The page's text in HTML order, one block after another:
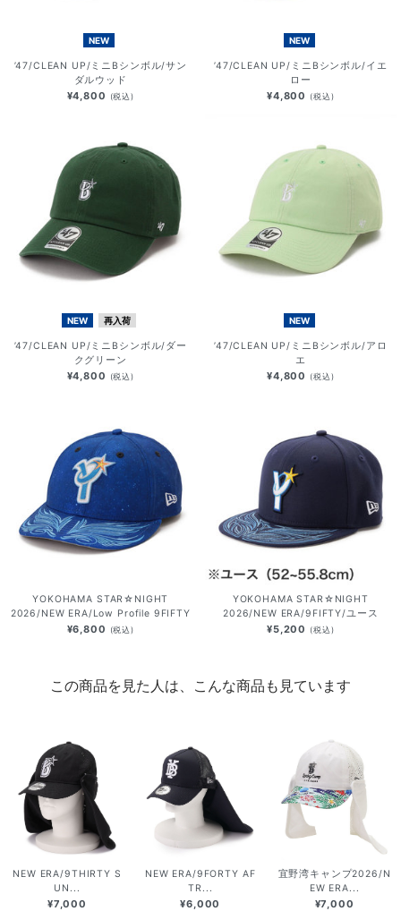
NEW
’47/CLEAN UP/ミニBシンボル/サン
ダルウッド
¥4,800 (税込)
NEW
’47/CLEAN UP/ミニBシンボル/イエ
ロー
¥4,800 (税込)
NEW 再入荷
’47/CLEAN UP/ミニBシンボル/ダー
クグリーン
¥4,800 (税込)
NEW
’47/CLEAN UP/ミニBシンボル/アロ
エ
¥4,800 (税込)
YOKOHAMA STAR☆NIGHT
2026/NEW ERA/Low Profile 9FIFTY
¥6,800 (税込)
YOKOHAMA STAR☆NIGHT
2026/NEW ERA/9FIFTY/ユース
¥5,200 (税込)
この商品を見た人は、こんな商品も見ています
NEW ERA/9THIRTY S
UN...
¥7,000
NEW ERA/9FORTY AF
TR...
¥6,000
宜野湾キャンプ2026/N
EW ERA...
¥7,000